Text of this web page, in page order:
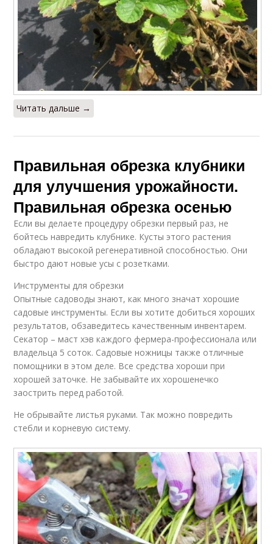
Читать дальше →
Правильная обрезка клубники
для улучшения урожайности.
Правильная обрезка осенью
Если вы делаете процедуру обрезки первый раз, не
бойтесь навредить клубнике. Кусты этого растения
обладают высокой регенеративной способностью. Они
быстро дают новые усы с розетками.
Инструменты для обрезки
Опытные садоводы знают, как много значат хорошие
садовые инструменты. Если вы хотите добиться хороших
результатов, обзаведитесь качественным инвентарем.
Секатор – маст хэв каждого фермера-профессионала или
владельца 5 соток. Садовые ножницы также отличные
помощники в этом деле. Все средства хороши при
хорошей заточке. Не забывайте их хорошенечко
заострить перед работой.
Не обрывайте листья руками. Так можно повредить
стебли и корневую систему.